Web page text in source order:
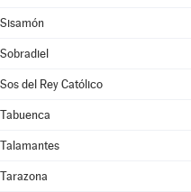
Sisamón
Sobradiel
Sos del Rey Católico
Tabuenca
Talamantes
Tarazona